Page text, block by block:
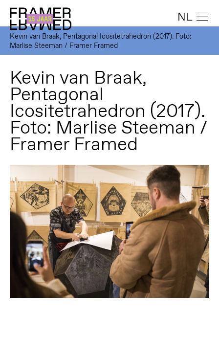
NL
Kevin van Braak, Pentagonal Icositetrahedron (2017). Foto:
Marlise Steeman / Framer Framed
Kevin van Braak,
Pentagonal
Icositetrahedron (2017).
Foto: Marlise Steeman /
Framer Framed